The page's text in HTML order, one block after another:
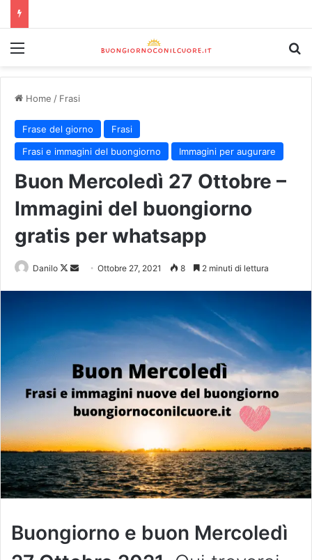
Home / Frasi
Frase del giorno
Frasi
Frasi e immagini del buongiorno
Immagini per augurare
Buon Mercoledì 27 Ottobre –
Immagini del buongiorno
gratis per whatsapp
Danilo Ottobre 27, 2021 8 2 minuti di lettura
Buongiorno e buon Mercoledì